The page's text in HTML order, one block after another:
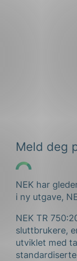
Meld deg
NEK har
i ny utgave,
NEK TR
sluttbrukere,
utviklet med